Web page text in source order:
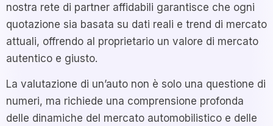
nostra rete di partner affidabili garantisce che ogni
quotazione sia basata su dati reali e trend di mercato
attuali, offrendo al proprietario un valore di mercato
autentico e giusto.
La valutazione di un’auto non è solo una questione di
numeri, ma richiede una comprensione profonda
delle dinamiche del mercato automobilistico e delle